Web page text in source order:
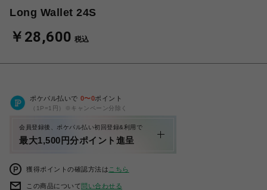
Long Wallet 24S
￥28,600 税込
ポケパル払いで 0〜0ポイント
（1P=1円）※キャンペーン分除く
会員登録後、ポケパル払い初回登録&利用で
最大1,500円分ポイント進呈
獲得ポイントの確認方法は こちら
この商品について問い合わせる